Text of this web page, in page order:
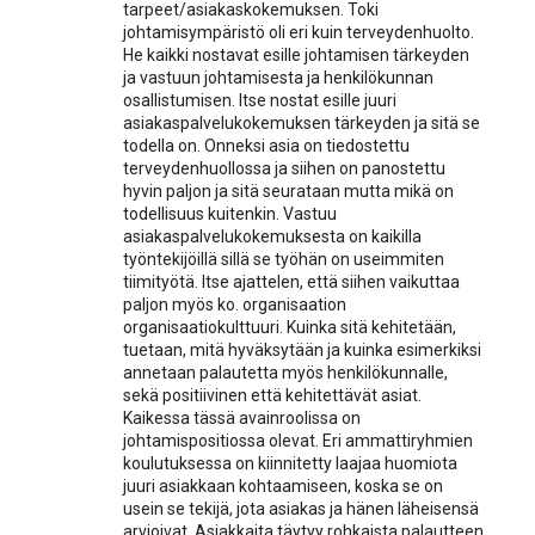
tarpeet/asiakaskokemuksen. Toki
johtamisympäristö oli eri kuin terveydenhuolto.
He kaikki nostavat esille johtamisen tärkeyden
ja vastuun johtamisesta ja henkilökunnan
osallistumisen. Itse nostat esille juuri
asiakaspalvelukokemuksen tärkeyden ja sitä se
todella on. Onneksi asia on tiedostettu
terveydenhuollossa ja siihen on panostettu
hyvin paljon ja sitä seurataan mutta mikä on
todellisuus kuitenkin. Vastuu
asiakaspalvelukokemuksesta on kaikilla
työntekijöillä sillä se työhän on useimmiten
tiimityötä. Itse ajattelen, että siihen vaikuttaa
paljon myös ko. organisaation
organisaatiokulttuuri. Kuinka sitä kehitetään,
tuetaan, mitä hyväksytään ja kuinka esimerkiksi
annetaan palautetta myös henkilökunnalle,
sekä positiivinen että kehitettävät asiat.
Kaikessa tässä avainroolissa on
johtamispositiossa olevat. Eri ammattiryhmien
koulutuksessa on kiinnitetty laajaa huomiota
juuri asiakkaan kohtaamiseen, koska se on
usein se tekijä, jota asiakas ja hänen läheisensä